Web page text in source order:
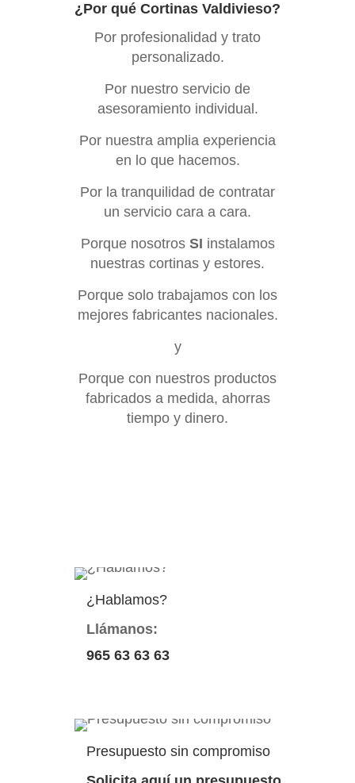
¿Por qué Cortinas Valdivieso?
Por profesionalidad y trato
personalizado.
Por nuestro servicio de
asesoramiento individual.
Por nuestra amplia experiencia
en lo que hacemos.
Por la tranquilidad de contratar
un servicio cara a cara.
Porque nosotros SI instalamos
nuestras cortinas y estores.
Porque solo trabajamos con los
mejores fabricantes nacionales.
y
Porque con nuestros productos
fabricados a medida, ahorras
tiempo y dinero.
¿Hablamos?
Llámanos:
965 63 63 63
Presupuesto sin compromiso